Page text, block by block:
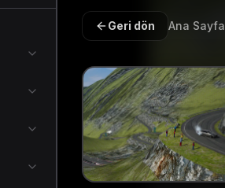
Geri dön Ana Sayfa